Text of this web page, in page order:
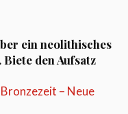
ein neolithisches
den Aufsatz
– Neue